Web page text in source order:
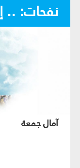
نفحات: ..
آمال جمعة